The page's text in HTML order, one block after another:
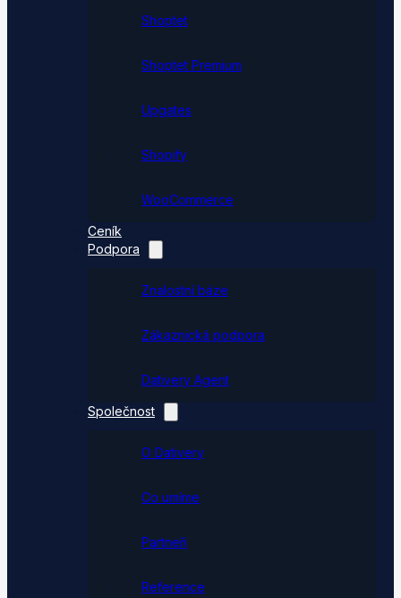
Shoptet
Shoptet Premium
Upgates
Shopify
WooCommerce
Ceník
Podpora
Znalostní báze
Zákaznická podpora
Dativery Agent
Společnost
O Dativery
Co umíme
Partneři
Reference